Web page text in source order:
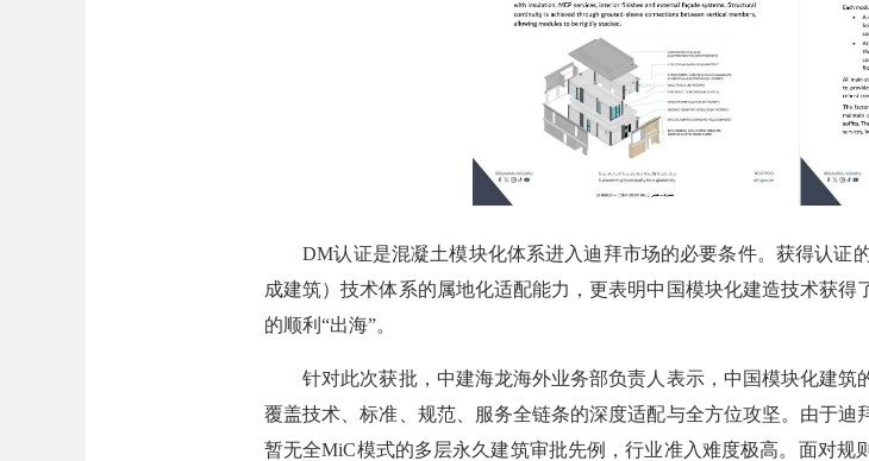
DM认证是混凝土模块化体系进入迪拜市场的必要条件。获得认证
成建筑）技术体系的属地化适配能力，更表明中国模块化建造技术获
的顺利“出海”。
针对此次获批，中建海龙海外业务部负责人表示，中国模块化建筑
覆盖技术、标准、规范、服务全链条的深度适配与全方位攻坚。由于迪
暂无全MiC模式的多层永久建筑审批先例，行业准入难度极高。面对